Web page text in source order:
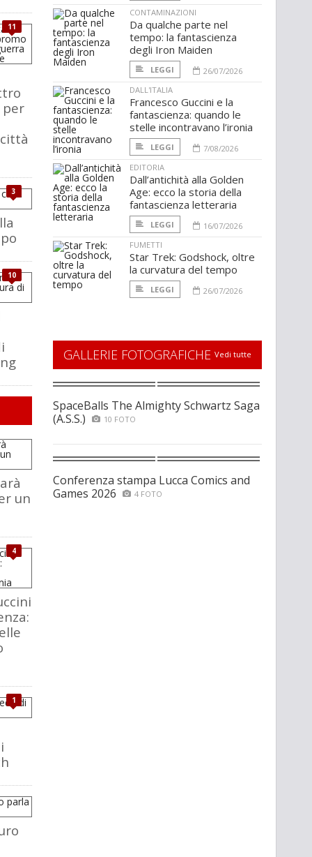
11
per
3
10
un
4
1
CONTAMINAZIONI
Da qualche parte nel
tempo: la fantascienza
degli Iron Maiden
LEGGI
26/07/2026
DALL'ITALIA
Francesco Guccini e la
fantascienza: quando le
stelle incontravano l’ironia
LEGGI
7/08/2026
EDITORIA
Dall’antichità alla Golden
Age: ecco la storia della
fantascienza letteraria
LEGGI
16/07/2026
FUMETTI
Star Trek: Godshock, oltre
la curvatura del tempo
LEGGI 26/07/2026
GALLERIE FOTOGRAFICHE Vedi tutte
SpaceBalls The Almighty Schwartz Saga
(A.S.S.)
10 FOTO
Conferenza stampa Lucca Comics and
Games 2026
4 FOTO